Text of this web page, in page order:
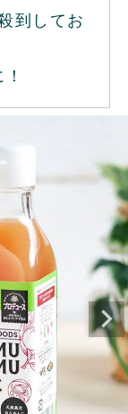
到してお